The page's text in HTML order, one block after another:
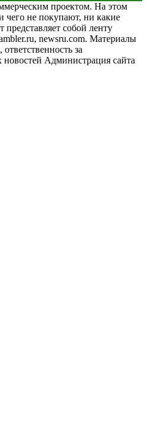
проектом. На этом
чего не покупают, ни какие
собой ленту
newsru.com. Материалы
за
новостей Администрация сайта